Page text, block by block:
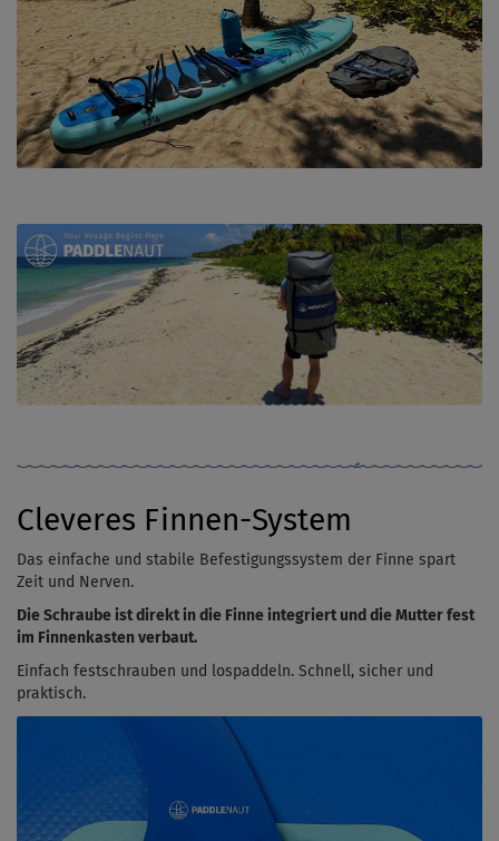
Cleveres Finnen-System
Das einfache und stabile Befestigungssystem der Finne spart
Zeit und Nerven.
Die Schraube ist direkt in die Finne integriert und die Mutter fest
im Finnenkasten verbaut.
Einfach festschrauben und lospaddeln. Schnell, sicher und
praktisch.